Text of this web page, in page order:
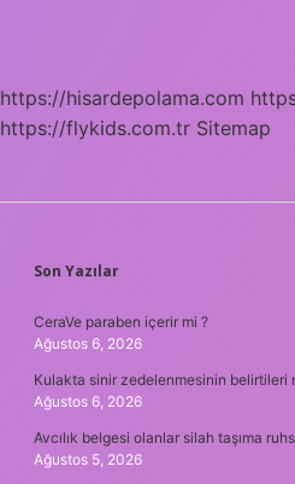
https://hisardepolama.com
https://flykids.com.tr Sitemap
SIDEBAR
Son Yazılar
CeraVe paraben içerir mi ?
Ağustos 6, 2026
Kulakta sinir zedelenmesinin belirtileri
Ağustos 6, 2026
Avcılık belgesi olanlar silah taşıma
Ağustos 5, 2026